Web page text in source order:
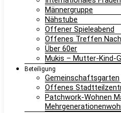
Männergruppe
Nähstube
Offener Spieleabend
Offenes Treffen
Über 60er
Mukis – Mutter-Kind-
Beteiligung
Gemeinschaftsgarten
Offenes
Patchwork-Wohnen